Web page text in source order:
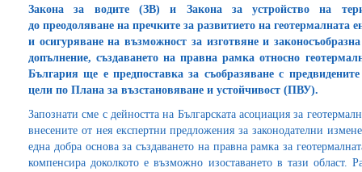
Закона за водите (ЗВ) и Закона за устройство на
до преодоляване на пречките за развитието на геотермалната
и осигуряване на възможност за изготвяне и
допълнение, създаването на правна рамка относно
България ще е предпоставка за съобразяване с
цели по Плана за възстановяване и устойчивост (ПВУ).
Запознати сме с дейността на Българската асоциация за
внесените от нея експертни предложения за законодателни
една добра основа за създаването на правна рамка за
компенсира доколкото е възможно изоставането в тази област.